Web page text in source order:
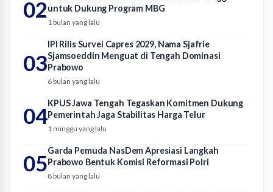
02untuk Dukung Program MBG
1 bulan yang lalu
03
IPI Rilis Survei Capres 2029, Nama Sjafrie
Sjamsoeddin Menguat di Tengah Dominasi
Prabowo
6 bulan yang lalu
04KPUS Jawa Tengah Tegaskan Komitmen Dukung
Pemerintah Jaga Stabilitas Harga Telur
1 minggu yang lalu
05Garda Pemuda NasDem Apresiasi Langkah
Prabowo Bentuk Komisi Reformasi Polri
8 bulan yang lalu